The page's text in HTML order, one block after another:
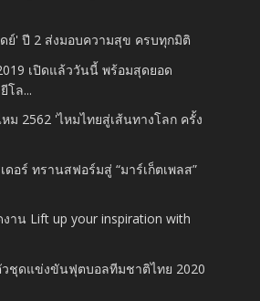
ย์' ปี 2 ส่งมอบความสุข ครบทุกมิติ
เปิดแล้ววันนี้ พร้อมสุดยอด
โล...
ม 2562 'ไหมไทยสู่เส้นทางโลก ครั้ง
ดอร์ ทรานสฟอร์มสู่ “มาร์เก็ตเพลส”
งาน Lift up your inspiration with
วชุดแข่งขันฟุตบอลทีมชาติไทย 2020